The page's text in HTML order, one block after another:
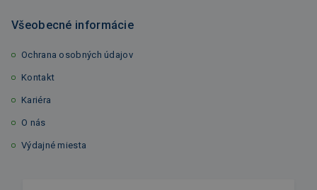
Všeobecné informácie
Ochrana osobných údajov
Kontakt
Kariéra
O nás
Výdajné miesta